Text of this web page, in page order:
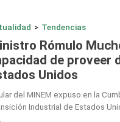
> Tendencias
Rómulo
de proveer
Unidos
del MINEM expuso en la
Industrial de Estados